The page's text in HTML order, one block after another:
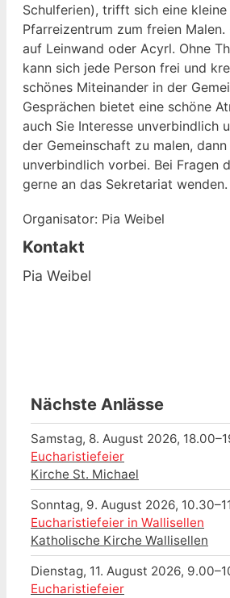
Schulferien), trifft sich eine kleine
Pfarreizentrum zum freien Malen.
auf Leinwand oder Acyrl. Ohne
kann sich jede Person frei und
schönes Miteinander in der
Gesprächen bietet eine schöne
auch Sie Interesse unverbindlich
der Gemeinschaft zu malen, dann
unverbindlich vorbei. Bei Fragen
gerne an das Sekretariat wenden.
Organisator: Pia Weibel
Kontakt
Pia Weibel
Nächste Anlässe
Samstag, 8. August 2026,
Eucharistiefeier
Kirche St. Michael
Sonntag, 9. August 2026,
Eucharistiefeier in Wallisellen
Katholische Kirche Wallisellen
Dienstag, 11. August 2026,
Eucharistiefeier